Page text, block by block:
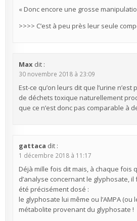
« Donc encore une grosse
>>>> C’est à peu près leur seule
Max dit :
30 novembre 2018 à 23:09
Est-ce qu’on leurs dit que l’urine
de déchets toxique naturellement
que ce n’est donc pas comparable à
gattaca dit :
1 décembre 2018 à 11:17
Déjà mille fois dit mais, à chaque fois
d’analyse concernant le glyphosate,
été précisément dosé :
le glyphosate lui même ou l’AMPA (ou
métabolite provenant du glyphosate !